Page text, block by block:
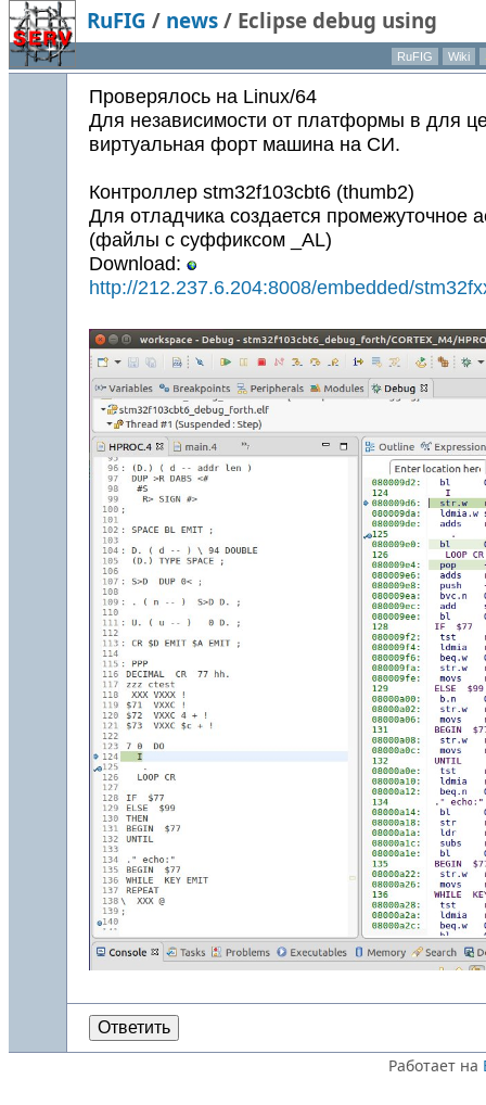
RuFIG / news / Eclipse debug using
RuFIG Wiki
Проверялось на Linux/64
Для независимости от платформы в для
виртуальная форт машина на СИ.
Контроллер stm32f103cbt6 (thumb2)
Для отладчика создается промежуточное
(файлы с суффиксом _AL)
Download:
http://212.237.6.204:8008/embedded/
Ответить
Работает на